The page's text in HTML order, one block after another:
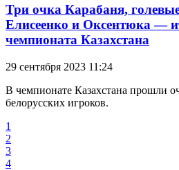
Три очка Карабаня,
Елисеенко и Оксентюка —
чемпионата Казахстана
29 сентября 2023 11:24
В чемпионате Казахстана прошли
белорусских игроков.
1
2
3
4